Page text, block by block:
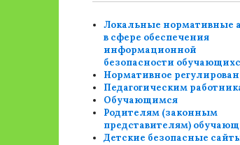
Локальные нормативные
в сфере обеспечения
информационной
безопасности
Нормативное
Педагогическим
Обучающимся
Родителям (законным
представителям)
Детские безопасные